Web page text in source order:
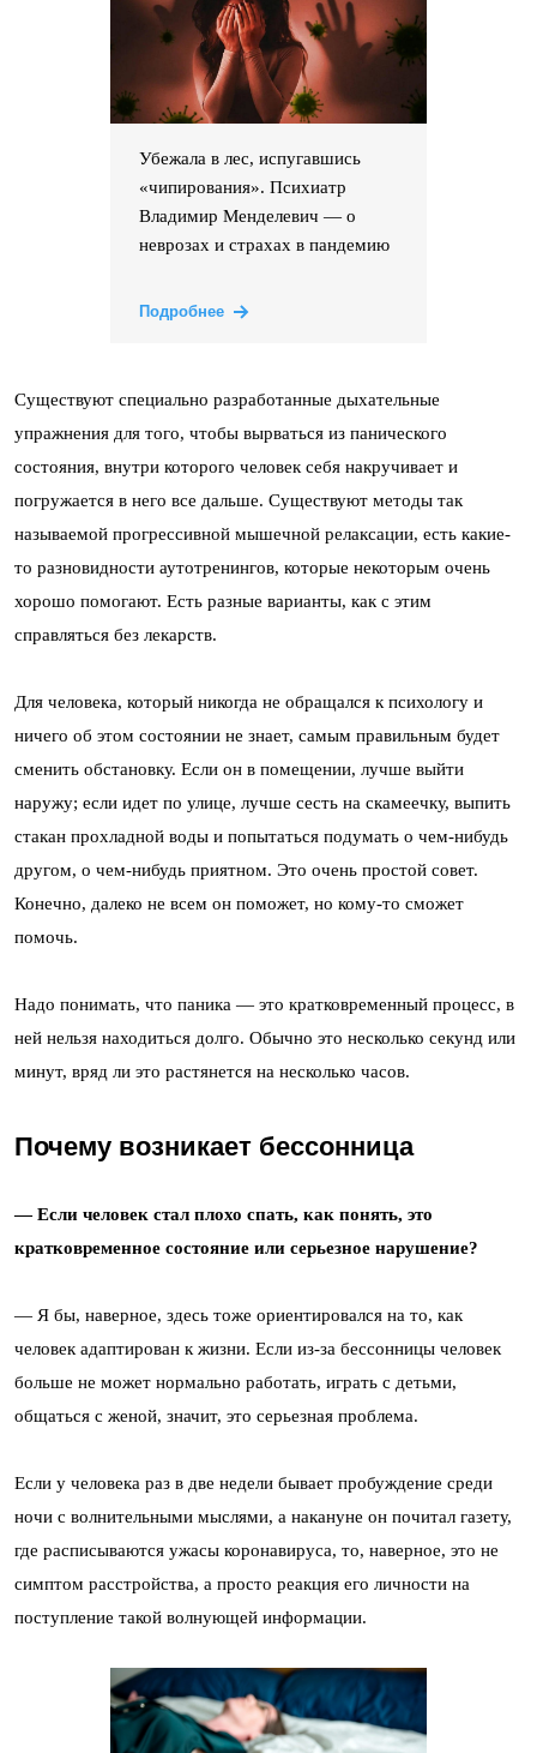
Убежала в лес, испугавшись
«чипирования». Психиатр
Владимир Менделевич — о
неврозах и страхах в пандемию
Подробнее
Существуют специально разработанные дыхательные
упражнения для того, чтобы вырваться из панического
состояния, внутри которого человек себя накручивает и
погружается в него все дальше. Существуют методы так
называемой прогрессивной мышечной релаксации, есть какие-
то разновидности аутотренингов, которые некоторым очень
хорошо помогают. Есть разные варианты, как с этим
справляться без лекарств.
Для человека, который никогда не обращался к психологу и
ничего об этом состоянии не знает, самым правильным будет
сменить обстановку. Если он в помещении, лучше выйти
наружу; если идет по улице, лучше сесть на скамеечку, выпить
стакан прохладной воды и попытаться подумать о чем-нибудь
другом, о чем-нибудь приятном. Это очень простой совет.
Конечно, далеко не всем он поможет, но кому-то сможет
помочь.
Надо понимать, что паника — это кратковременный процесс, в
ней нельзя находиться долго. Обычно это несколько секунд или
минут, вряд ли это растянется на несколько часов.
Почему возникает бессонница
— Если человек стал плохо спать, как понять, это
кратковременное состояние или серьезное нарушение?
— Я бы, наверное, здесь тоже ориентировался на то, как
человек адаптирован к жизни. Если из-за бессонницы человек
больше не может нормально работать, играть с детьми,
общаться с женой, значит, это серьезная проблема.
Если у человека раз в две недели бывает пробуждение среди
ночи с волнительными мыслями, а накануне он почитал газету,
где расписываются ужасы коронавируса, то, наверное, это не
симптом расстройства, а просто реакция его личности на
поступление такой волнующей информации.